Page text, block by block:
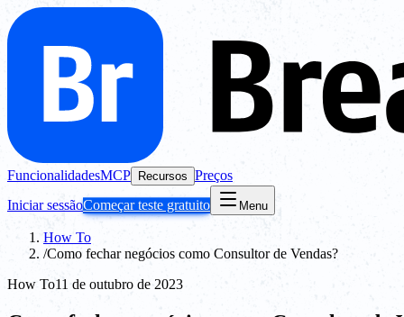
FuncionalidadesMCP Recursos Preços
Iniciar sessãoComeçar teste gratuito Menu
How To
/Como fechar negócios como Consultor de Vendas?
How To11 de outubro de 2023